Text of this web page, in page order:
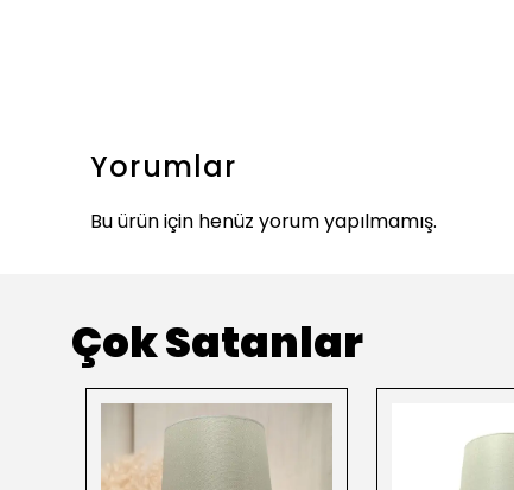
Yorumlar
Bu ürün için henüz yorum yapılmamış.
Çok Satanlar